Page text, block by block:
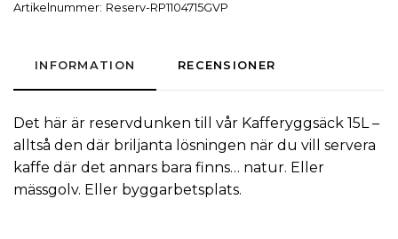
Artikelnummer: Reserv-RP1104715GVP
INFORMATION RECENSIONER
Det här är reservdunken till vår Kafferyggsäck 15L–
alltså den där briljanta lösningen när du vill servera
kaffe där det annars bara finns… natur. Eller
mässgolv. Eller byggarbetsplats.